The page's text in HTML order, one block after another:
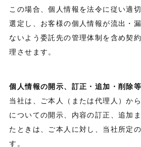
この場合、個人情報を法令に従い適
選定し、お客様の個人情報が流出・
ないよう委託先の管理体制を含め契
理させます。
個人情報の開示、訂正・追加・削除等
当社は、ご本人（または代理人）か
についての開示、内容の訂正、追加
たときは、ご本人に対し、当社所定
す。